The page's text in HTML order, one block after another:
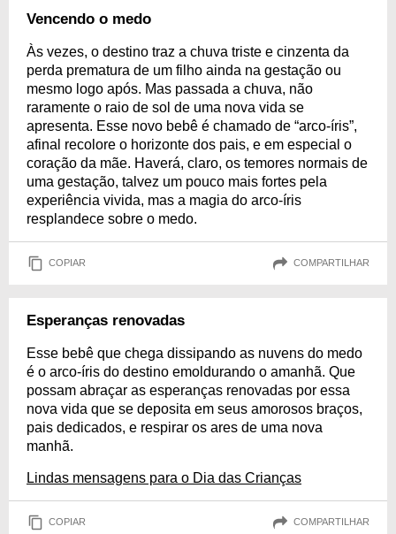
Vencendo o medo
Às vezes, o destino traz a chuva triste e cinzenta da
perda prematura de um filho ainda na gestação ou
mesmo logo após. Mas passada a chuva, não
raramente o raio de sol de uma nova vida se
apresenta. Esse novo bebê é chamado de “arco-íris”,
afinal recolore o horizonte dos pais, e em especial o
coração da mãe. Haverá, claro, os temores normais de
uma gestação, talvez um pouco mais fortes pela
experiência vivida, mas a magia do arco-íris
resplandece sobre o medo.
COPIAR COMPARTILHAR
Esperanças renovadas
Esse bebê que chega dissipando as nuvens do medo
é o arco-íris do destino emoldurando o amanhã. Que
possam abraçar as esperanças renovadas por essa
nova vida que se deposita em seus amorosos braços,
pais dedicados, e respirar os ares de uma nova
manhã.
Lindas mensagens para o Dia das Crianças
COPIAR COMPARTILHAR